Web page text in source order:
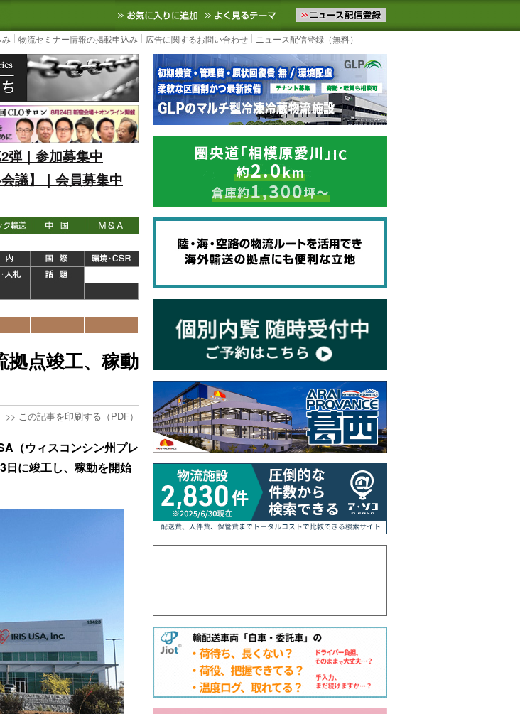
ュースサイト
3PL, SCMなど国内外の最新の物流ニュースをお届けします。物流ニュースメール配信を登録す
お気に入りに追加 よく見るテーマ
み 物流セミナー情報の掲載申込み 広告に関するお問い合わせ ニュース配信登録（無料）
弾｜参加募集中
議】｜会員募集中
拠点竣工、稼動
>> この記事を印刷する（PDF）
（ウィスコンシン州プレ
日に竣工し、稼動を開始